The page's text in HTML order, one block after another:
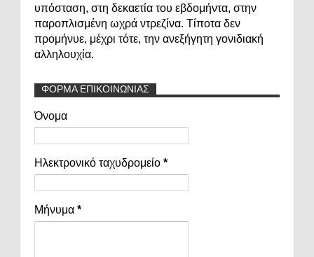
υπόσταση, στη δεκαετία του εβδομήντα, στην
παροπλισμένη ωχρά ντρεζίνα. Τίποτα δεν
προμήνυε, μέχρι τότε, την ανεξήγητη γονιδιακή
αλληλουχία.
ΦΟΡΜΑ ΕΠΙΚΟΙΝΩΝΙΑΣ
Όνομα
Ηλεκτρονικό ταχυδρομείο *
Μήνυμα *